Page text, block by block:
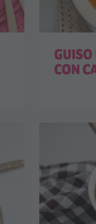
GUISO
CON